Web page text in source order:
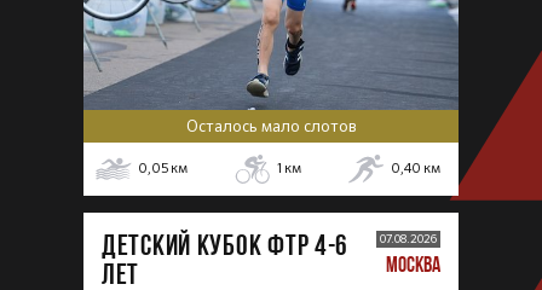
Осталось мало слотов
0,05 км 1 км 0,40 км
ДЕТСКИЙ КУБОК ФТР 4-6
лет
07.08.2026
МОСКВА